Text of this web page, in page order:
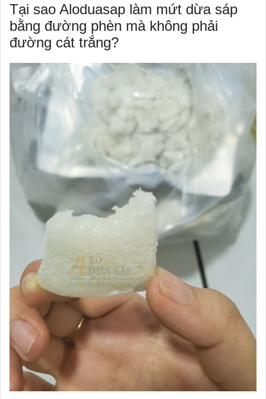
Tại sao Aloduasap làm mứt dừa sáp
bằng đường phèn mà không phải
đường cát trắng?